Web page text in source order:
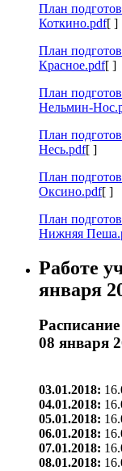
План
Коткино.pdf[ ]
План
Красное.pdf[ ]
План
Нельмин-
План
Несь.pdf[ ]
План
Оксино.pdf[ ]
План
Нижняя
Работе
января
08 января
03.01.2018:
04.01.2018:
05.01.2018:
06.01.2018:
07.01.2018:
08.01.2018: